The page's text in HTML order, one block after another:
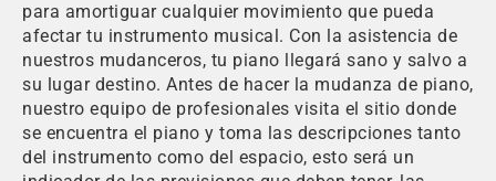
para amortiguar cualquier movimiento que pueda
afectar tu instrumento musical. Con la asistencia de
nuestros mudanceros, tu piano llegará sano y salvo a
su lugar destino. Antes de hacer la mudanza de piano,
nuestro equipo de profesionales visita el sitio donde
se encuentra el piano y toma las descripciones tanto
del instrumento como del espacio, esto será un